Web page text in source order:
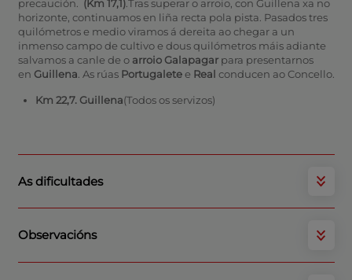
precaución. (Km 17,1).Tras superar o arroio, con Guillena xa no
horizonte, continuamos en liña recta pola pista. Pasados tres
quilómetros e medio viramos á dereita ao chegar a un
inmenso campo de cultivo e dous quilómetros máis adiante
salvamos a canle de o arroio Galapagarpara presentarnos
en Guillena . As rúas Portugaletee Real conducen ao Concello.
Km 22,7. Guillena(Todos os servizos)
As dificultades
Observacións